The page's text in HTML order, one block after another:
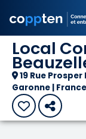
Local
19 Rue
Garonne | France